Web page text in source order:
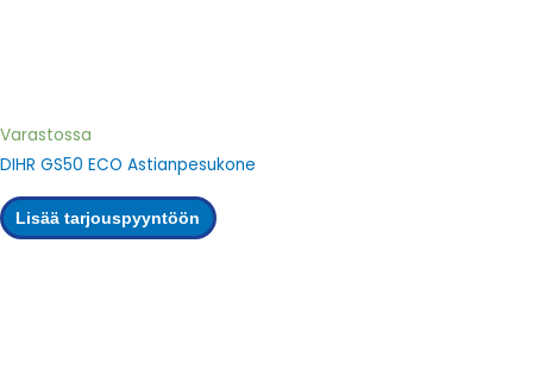
Varastossa
DIHR GS50 ECO Astianpesukone
Lisää tarjouspyyntöön